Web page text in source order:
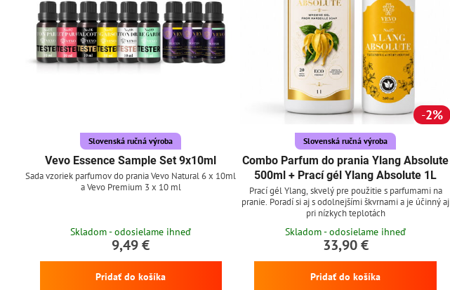
Slovenská ručná výroba
Vevo Essence Sample Set 9x10ml
Sada vzoriek parfumov do prania Vevo Natural 6 x 10ml
a Vevo Premium 3 x 10 ml
Skladom - odosielame ihneď
9,49 €
Pridať do košíka
2%
Slovenská ručná výroba
Combo Parfum do prania Ylang Absolute
500ml + Prací gél Ylang Absolute 1L
Prací gél Ylang, skvelý pre použitie s parfumami na
pranie. Poradí si aj s odolnejšími škvrnami a je účinný aj
pri nízkych teplotách
Skladom - odosielame ihneď
33,90 €
Pridať do košíka